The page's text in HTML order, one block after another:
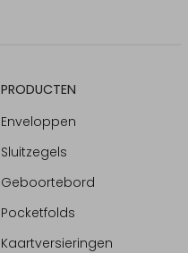
PRODUCTEN
Enveloppen
Sluitzegels
Geboortebord
Pocketfolds
Kaartversieringen